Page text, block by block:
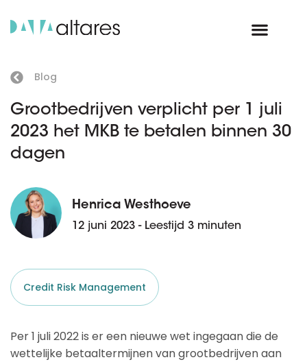
Blog
Grootbedrijven verplicht per 1 juli
2023 het MKB te betalen binnen 30
dagen
Henrica Westhoeve
12 juni 2023 - Leestijd 3 minuten
Credit Risk Management
Per 1 juli 2022 is er een nieuwe wet ingegaan die de
wettelijke betaaltermijnen van grootbedrijven aan